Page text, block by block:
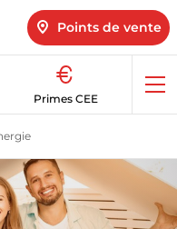
Points de vente
Primes CEE